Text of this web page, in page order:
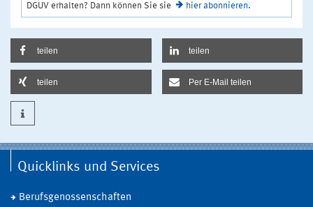
DGUV erhalten? Dann können Sie sie
hier abonnieren.
teilen teilen
teilen Per E-Mail teilen
Quicklinks und Services
Berufsgenossenschaften